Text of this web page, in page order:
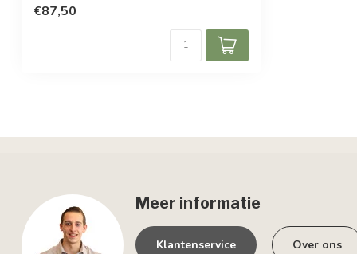
€87,50
Meer informatie
Klantenservice Over ons